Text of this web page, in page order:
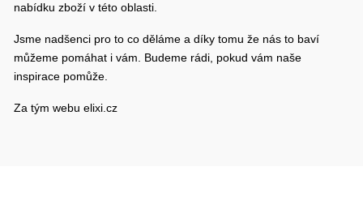
nabídku zboží v této oblasti.
Jsme nadšenci pro to co děláme a díky tomu že nás to baví
můžeme pomáhat i vám. Budeme rádi, pokud vám naše
inspirace pomůže.
Za tým webu elixi.cz